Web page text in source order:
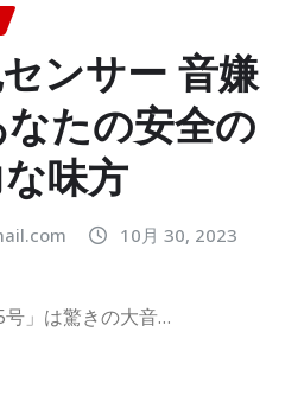
ンサー 音嫌
たの安全の
味方
10月 30, 2023
号」は驚きの大音…